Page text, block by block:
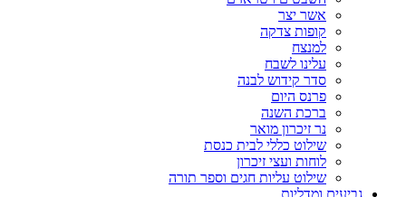
אשר יצר
קופות צדקה
למנצח
עלינו לשבח
סדר קידוש לבנה
פרנס היום
ברכת השנה
נר זיכרון מואר
שילוט כללי לבית כנסת
לוחות ועצי זיכרון
שילוט עליות חגים וספר תורה
גביעים ומדליות